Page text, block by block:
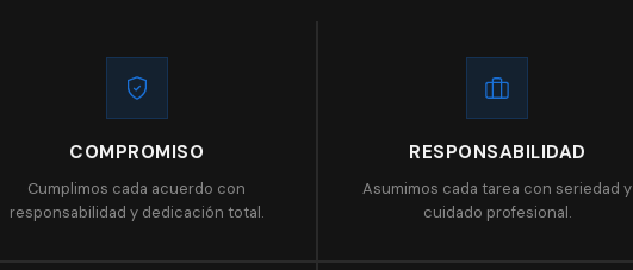
COMPROMISO
Cumplimos cada acuerdo con
responsabilidad y dedicación total.
RESPONSABILIDAD
Asumimos cada tarea con seriedad y
cuidado profesional.